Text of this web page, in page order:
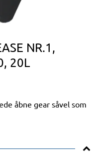
NR.1,
20L
åbne gear såvel som